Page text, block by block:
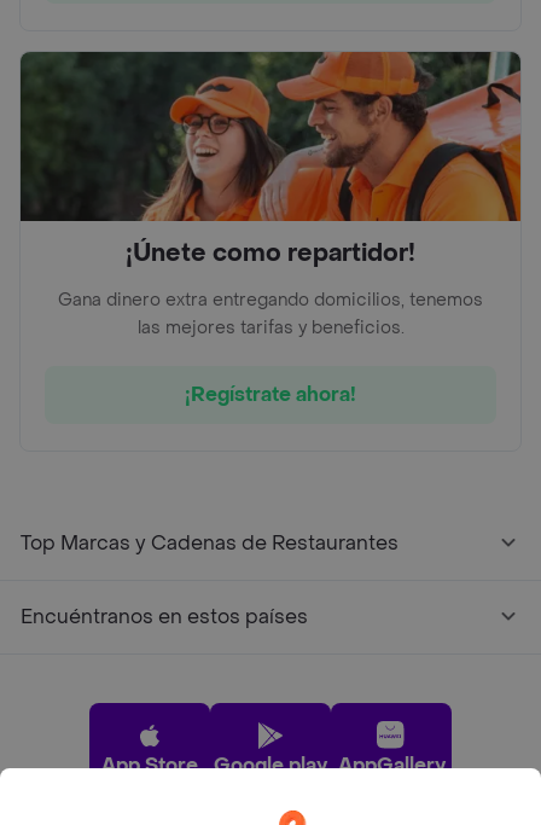
¡Únete como repartidor!
Gana dinero extra entregando domicilios, tenemos
las mejores tarifas y beneficios.
¡Regístrate ahora!
Top Marcas y Cadenas de Restaurantes
Encuéntranos en estos países
App Store Google play AppGallery